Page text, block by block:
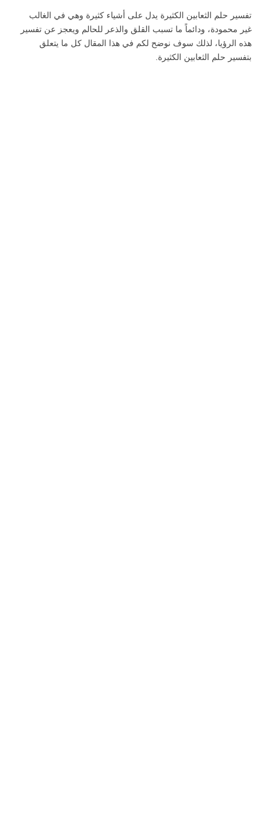
تفسير حلم الثعابين الكثيرة يدل على أشياء كثيرة وهي في الغالب
غير محمودة، ودائماً ما تسبب القلق والذعر للحالم ويعجز عن تفسير
هذه الرؤيا، لذلك سوف نوضح لكم في هذا المقال كل ما يتعلق
بتفسير حلم الثعابين الكثيرة.